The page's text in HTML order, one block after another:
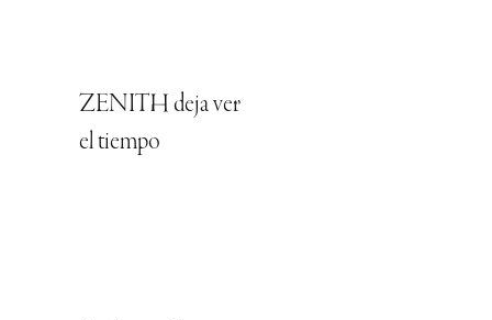
ZENITH deja ver
el tiempo